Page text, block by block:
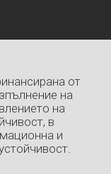
от
на
на
в
и